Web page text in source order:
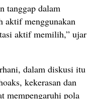
tanggap dalam
aktif menggunakan
aktif memilih,” ujar
dalam diskusi itu
kekerasan dan
mempengaruhi pola